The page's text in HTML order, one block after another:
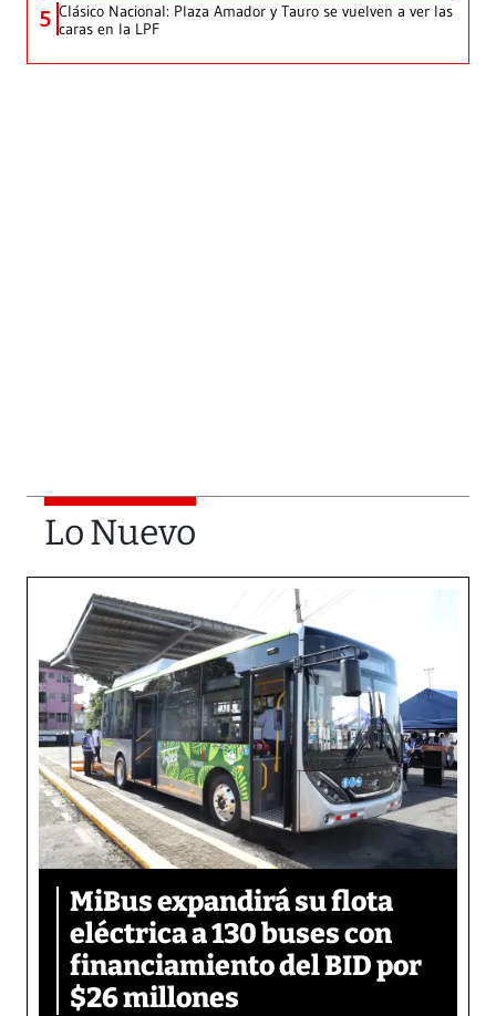
5 Clásico Nacional: Plaza Amador y Tauro se vuelven a ver las
caras en la LPF
Lo Nuevo
MiBus expandirá su flota
eléctrica a 130 buses con
financiamiento del BID por
$26 millones